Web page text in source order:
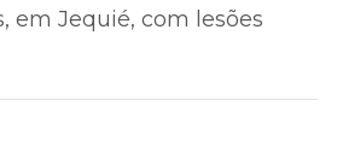
em Jequié, com lesões